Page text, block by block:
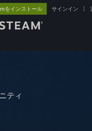
ティ
をインストール サインイン